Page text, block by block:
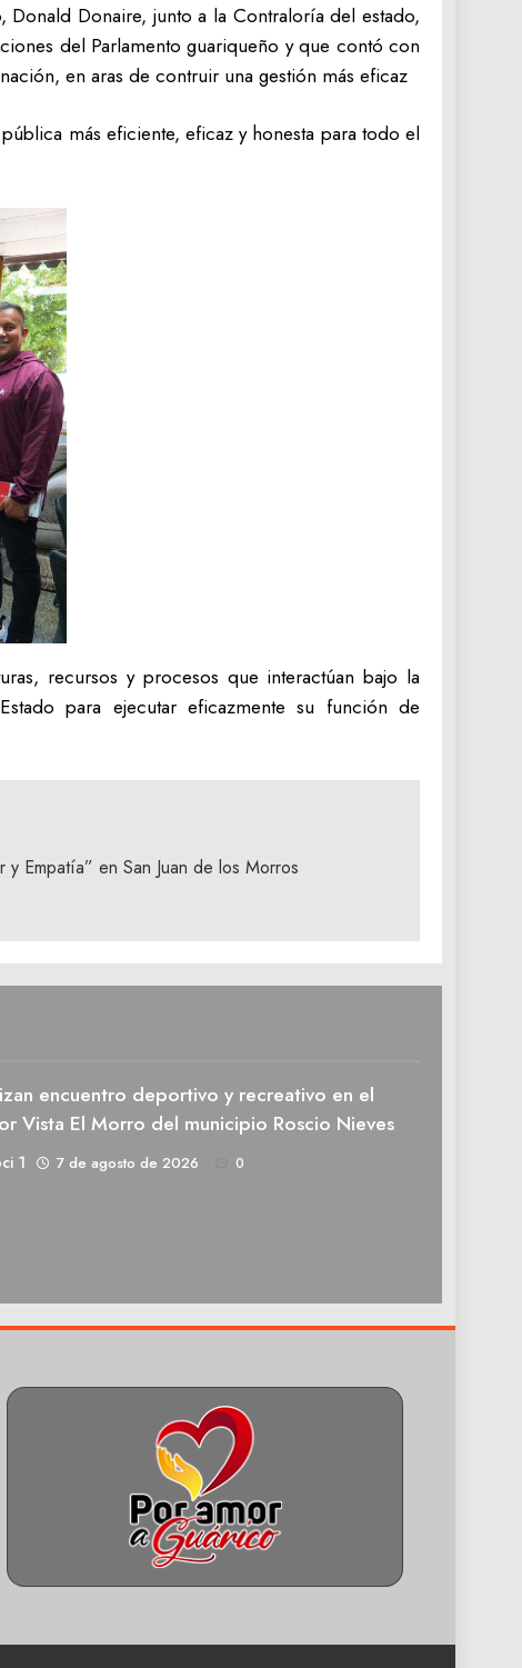
Donaire, junto a la Contraloría del estado,
del Parlamento guariqueño y que contó con
en aras de contruir una gestión más eficaz
más eficiente, eficaz y honesta para todo el
recursos y procesos que interactúan bajo la
para ejecutar eficazmente su función de
y Empatía” en San Juan de los Morros
encuentro deportivo y recreativo en el
Vista El Morro del municipio Roscio Nieves
1 7 de agosto de 2026 0